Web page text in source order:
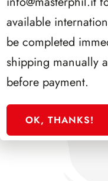
available
be completed
shipping manually
before payment.
OK, THANKS!